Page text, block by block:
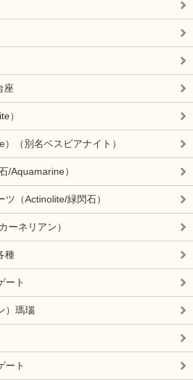
座
）
（別名ベスビアナイト）
/Aquamarine）
（Actinolite/緑閃石）
ーネリアン）
種
ート
）瑪瑙
ート